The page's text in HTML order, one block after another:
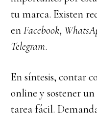
tu marca. Existen
enFacebook,
Telegram.
En síntesis, contar
online y sostener
tarea fácil.